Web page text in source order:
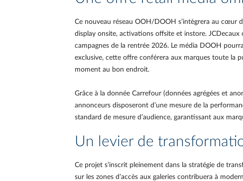
Ce nouveau réseau OOH/DOOH s’intègrera au cœur
display onsite, activations offsite et instore.
campagnes de la rentrée 2026. Le média DOOH
exclusive, cette offre conférera aux marques toute la
moment au bon endroit.
Grâce à la donnée Carrefour (données agrégées et
annonceurs disposeront d’une mesure de la
standard de mesure d’audience, garantissant aux
Un levier de
Ce projet s’inscrit pleinement dans la stratégie de
sur les zones d’accès aux galeries contribuera à